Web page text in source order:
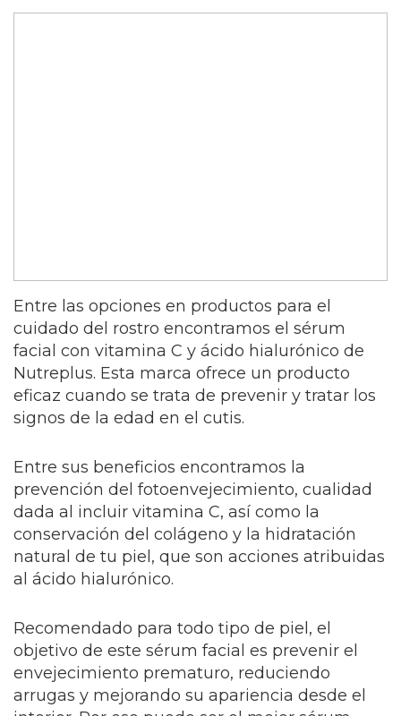
Entre las opciones en productos para el
cuidado del rostro encontramos el sérum
facial con vitamina C y ácido hialurónico de
Nutreplus. Esta marca ofrece un producto
eficaz cuando se trata de prevenir y tratar los
signos de la edad en el cutis.
Entre sus beneficios encontramos la
prevención del fotoenvejecimiento, cualidad
dada al incluir vitamina C, así como la
conservación del colágeno y la hidratación
natural de tu piel, que son acciones atribuidas
al ácido hialurónico.
Recomendado para todo tipo de piel, el
objetivo de este sérum facial es prevenir el
envejecimiento prematuro, reduciendo
arrugas y mejorando su apariencia desde el